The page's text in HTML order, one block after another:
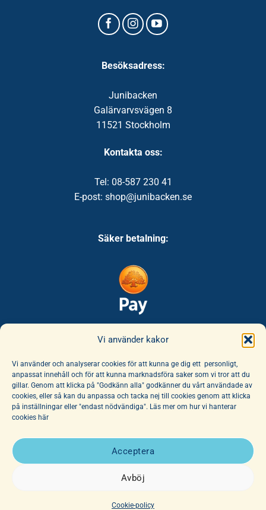
Vi använder kakor
Vi använder och analyserar cookies för att kunna ge dig ett personligt,
anpassat innehåll och för att kunna marknadsföra saker som vi tror att du
gillar. Genom att klicka på "Godkänn alla" godkänner du vårt användade av
cookies, eller så kan du anpassa och tacka nej till cookies genom att klicka
på inställningar eller "endast nödvändiga". Läs mer om hur vi hanterar
cookies här
Acceptera
Avböj
Cookie-policy
Besöksadress:
Junibacken
Galärvarvsvägen 8
11521 Stockholm
Kontakta oss:
Tel: 08-587 230 41
E-post: shop@junibacken.se
Säker betalning:
Säker leverans:
utvalda av vår hängivna personal. Vi har dessutom ett stort utbud
Copyright 2026 © Junibacken